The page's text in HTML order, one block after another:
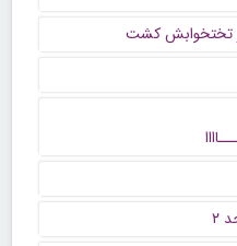
تختخوابش کشت
۲